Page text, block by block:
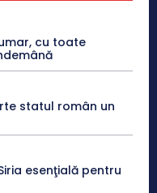
cu toate
statul român un
esenţială pentru